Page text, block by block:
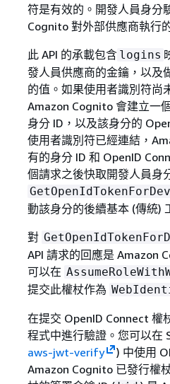
符是有效的。開發人員身分
Cognito 對外部供應商執行
此 API 的承載包含 logins
發人員供應商的金鑰，以及
的值。如果使用者識別符尚
Amazon Cognito 會建立一
身分 ID，以及該身分的
使用者識別符已經連結，
有的身分 ID 和 OpenID
個請求之後快取開發人員身
動該身分的後續基本 (傳統)
對
API 請求的回應是 Amazon
可以在
提交此權杖作為
在提交 OpenID Connect 權
程式中進行驗證。您可以在
aws-jwt-verify
) 中使用
Amazon Cognito 已發行權